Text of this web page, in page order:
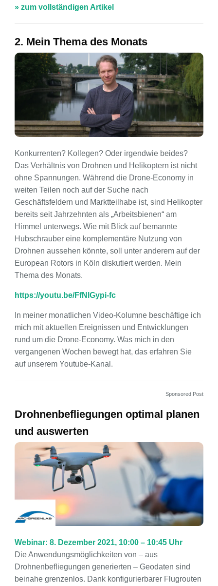
» zum vollständigen Artikel
2. Mein Thema des Monats
Konkurrenten? Kollegen? Oder irgendwie beides?
Das Verhältnis von Drohnen und Helikoptern ist nicht
ohne Spannungen. Während die Drone-Economy in
weiten Teilen noch auf der Suche nach
Geschäftsfeldern und Marktteilhabe ist, sind Helikopter
bereits seit Jahrzehnten als „Arbeitsbienen“ am
Himmel unterwegs. Wie mit Blick auf bemannte
Hubschrauber eine komplementäre Nutzung von
Drohnen aussehen könnte, soll unter anderem auf der
European Rotors in Köln diskutiert werden. Mein
Thema des Monats.
https://youtu.be/FfNlGypi-fc
In meiner monatlichen Video-Kolumne beschäftige ich
mich mit aktuellen Ereignissen und Entwicklungen
rund um die Drone-Economy. Was mich in den
vergangenen Wochen bewegt hat, das erfahren Sie
auf unserem Youtube-Kanal.
Sponsored Post
Drohnenbefliegungen optimal planen
und auswerten
Webinar: 8. Dezember 2021, 10:00 – 10:45 Uhr
Die Anwendungsmöglichkeiten von – aus
Drohnenbefliegungen generierten – Geodaten sind
beinahe grenzenlos. Dank konfigurierbarer Flugrouten